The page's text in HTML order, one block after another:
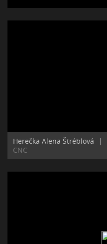
Herečka Alena Štréblová |
CNC